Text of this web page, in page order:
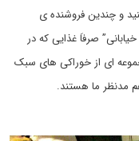
و چندین فروشنده ی
صرفاَ غذایی که در
ای از خوراکی های سبک